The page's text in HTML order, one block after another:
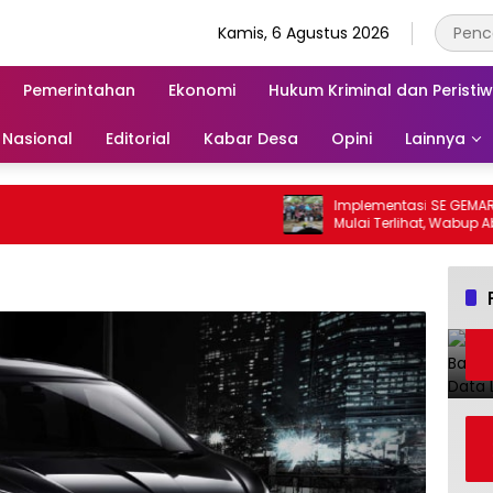
Kamis, 6 Agustus 2026
Pemerintahan Ekonomi Hukum Kriminal dan
Nasional Editorial Kabar Desa Opini Lainnya
Implementasi SE GEMAR dan
Mulai Terlihat, Wabup Ablit H.
Para Ayah di Banggai Laut